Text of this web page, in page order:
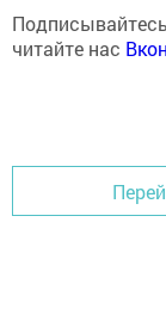
читайте нас